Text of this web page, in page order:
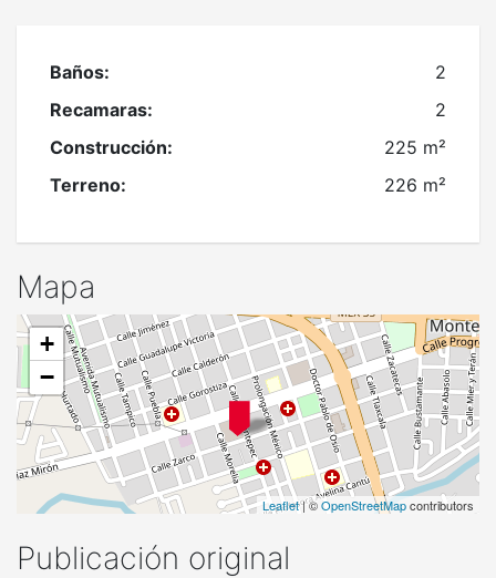
Baños:
2
Recamaras:
2
Construcción:
225 m²
Terreno:
226 m²
Mapa
+
−
Leaflet| ©OpenStreetMapcontributors
Publicación original